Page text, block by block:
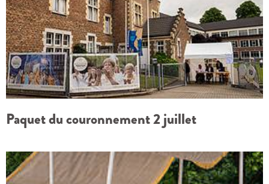
Paquet du couronnement 2 juillet